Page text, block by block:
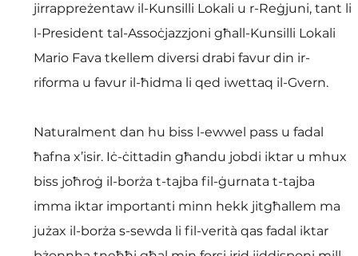
jirrappreżentaw il-Kunsilli Lokali u r-Reġjuni, tant li
l-President tal-Assoċjazzjoni għall-Kunsilli Lokali
Mario Fava tkellem diversi drabi favur din ir-
riforma u favur il-ħidma li qed iwettaq il-Gvern.
Naturalment dan hu biss l-ewwel pass u fadal
ħafna x’isir. Iċ-ċittadin għandu jobdi iktar u mhux
biss joħroġ il-borża t-tajba fil-ġurnata t-tajba
imma iktar importanti minn hekk jitgħallem ma
jużax il-borża s-sewda li fil-verità qas fadal iktar